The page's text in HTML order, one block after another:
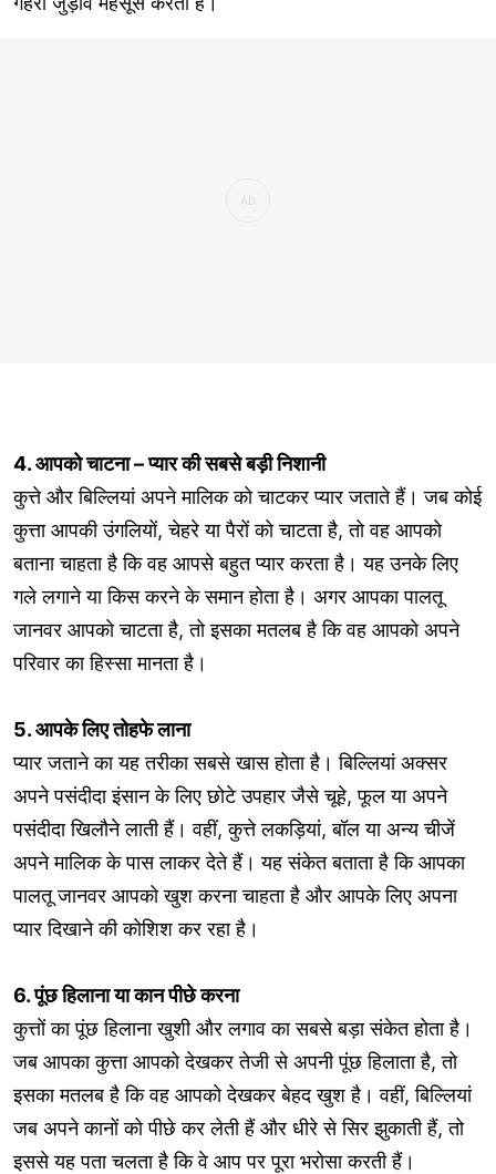
4. आपको चाटना – प्यार की सबसे बड़ी निशानी
कुत्ते और बिल्लियां अपने मालिक को चाटकर प्यार जताते हैं। जब कोई
कुत्ता आपकी उंगलियों, चेहरे या पैरों को चाटता है, तो वह आपको
बताना चाहता है कि वह आपसे बहुत प्यार करता है। यह उनके लिए
गले लगाने या किस करने के समान होता है। अगर आपका पालतू
जानवर आपको चाटता है, तो इसका मतलब है कि वह आपको अपने
परिवार का हिस्सा मानता है।
5. आपके लिए तोहफे लाना
प्यार जताने का यह तरीका सबसे खास होता है। बिल्लियां अक्सर
अपने पसंदीदा इंसान के लिए छोटे उपहार जैसे चूहे, फूल या अपने
पसंदीदा खिलौने लाती हैं। वहीं, कुत्ते लकड़ियां, बॉल या अन्य चीजें
अपने मालिक के पास लाकर देते हैं। यह संकेत बताता है कि आपका
पालतू जानवर आपको खुश करना चाहता है और आपके लिए अपना
प्यार दिखाने की कोशिश कर रहा है।
6. पूंछ हिलाना या कान पीछे करना
कुत्तों का पूंछ हिलाना खुशी और लगाव का सबसे बड़ा संकेत होता है।
जब आपका कुत्ता आपको देखकर तेजी से अपनी पूंछ हिलाता है, तो
इसका मतलब है कि वह आपको देखकर बेहद खुश है। वहीं, बिल्लियां
जब अपने कानों को पीछे कर लेती हैं और धीरे से सिर झुकाती हैं, तो
इससे यह पता चलता है कि वे आप पर पूरा भरोसा करती हैं।